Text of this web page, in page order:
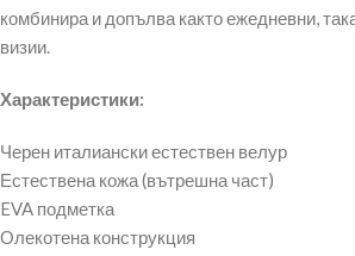
комбинира и допълва както ежедневни,
визии.
Характеристики:
Черен италиански естествен велур
Естествена кожа (вътрешна част)
EVA подметка
Олекотена конструкция